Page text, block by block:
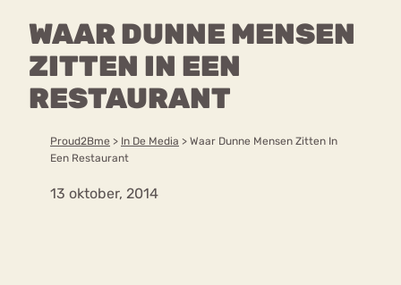
inhoud
WAAR DUNNE MENSEN
ZITTEN IN EEN
RESTAURANT
Proud2Bme > In De Media > Waar Dunne Mensen Zitten In
Een Restaurant
13 oktober, 2014
Content
Over proud2bme
Contact
Proud in de media
Vacatures
VEEL GEZOCHTE TERMEN